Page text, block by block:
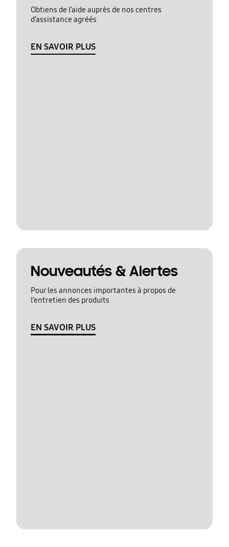
Obtiens de l’aide auprès de nos centres
d’assistance agréés
EN SAVOIR PLUS
Nouveautés & Alertes
Pour les annonces importantes à propos de
l’entretien des produits
EN SAVOIR PLUS